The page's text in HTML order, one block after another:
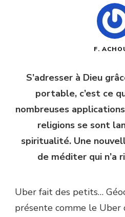
F.
S’adresser à Dieu
portable, c’est ce
nombreuses
religions se sont
spiritualité. Une
de méditer qui n’a
Uber fait des petits…
présente comme le Uber